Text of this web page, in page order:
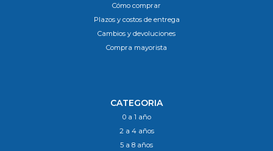
Cómo comprar
Plazos y costos de entrega
Cambios y devoluciones
Compra mayorista
CATEGORIA
0 a 1 año
2 a 4 años
5 a 8 años